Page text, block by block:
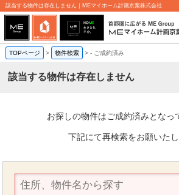
該当する物件は存在しません｜MEマイホーム計画京葉株式会社
TOPページ > 物件検索 >- ご成約済み
該当する物件は存在しません
お探しの物件はご成約済みとなっ
下記にて再検索をお願いたし